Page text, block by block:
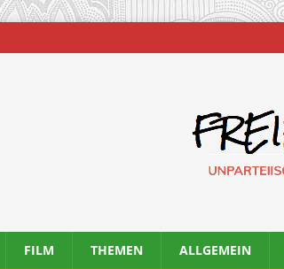
FILM THEMEN ALLGEMEIN